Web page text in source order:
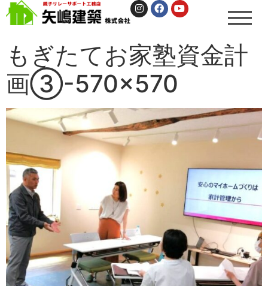
もぎたてお家塾資金計
画③-570×570